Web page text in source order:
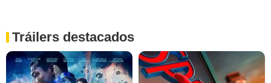
Tráilers destacados